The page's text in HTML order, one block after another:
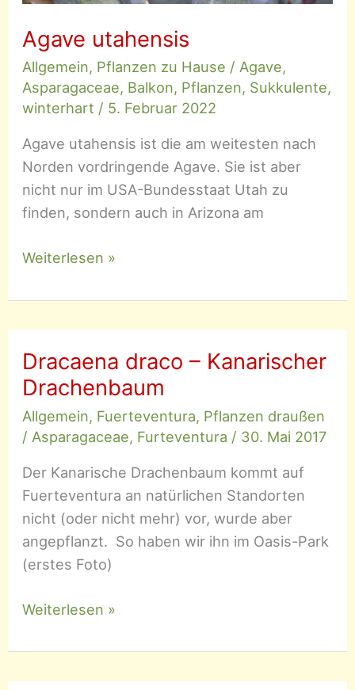
Agave utahensis
Allgemein, Pflanzen zu Hause / Agave,
Asparagaceae, Balkon, Pflanzen, Sukkulente,
winterhart / 5. Februar 2022
Agave utahensis ist die am weitesten nach
Norden vordringende Agave. Sie ist aber
nicht nur im USA-Bundesstaat Utah zu
finden, sondern auch in Arizona am
Agave
Weiterlesen »
Dracaena draco – Kanarischer
Drachenbaum
Allgemein, Fuerteventura, Pflanzen draußen
/ Asparagaceae, Furteventura / 30. Mai 2017
Der Kanarische Drachenbaum kommt auf
Fuerteventura an natürlichen Standorten
nicht (oder nicht mehr) vor, wurde aber
angepflanzt. So haben wir ihn im Oasis-Park
(erstes Foto)
Dracaena
–
Kanarischer
Weiterlesen »